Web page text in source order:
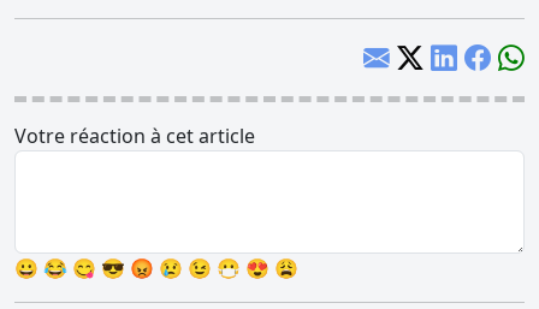
Votre réaction à cet article
😀 😂 😋 😎 😡 😢 😉 😷 😍 😩